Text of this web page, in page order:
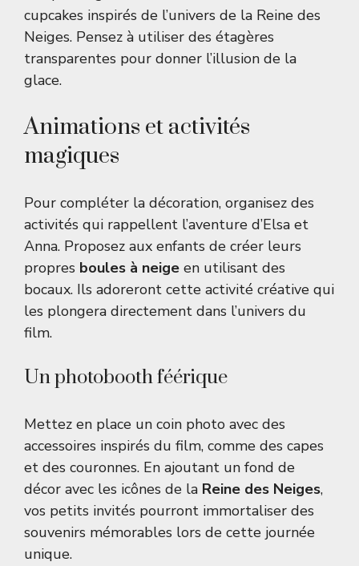
cupcakes inspirés de l’univers de la Reine des
Neiges. Pensez à utiliser des étagères
transparentes pour donner l’illusion de la
glace.
Animations et activités
magiques
Pour compléter la décoration, organisez des
activités qui rappellent l’aventure d’Elsa et
Anna. Proposez aux enfants de créer leurs
propres boules à neige en utilisant des
bocaux. Ils adoreront cette activité créative qui
les plongera directement dans l’univers du
film.
Un photobooth féérique
Mettez en place un coin photo avec des
accessoires inspirés du film, comme des capes
et des couronnes. En ajoutant un fond de
décor avec les icônes de la Reine des Neiges,
vos petits invités pourront immortaliser des
souvenirs mémorables lors de cette journée
unique.